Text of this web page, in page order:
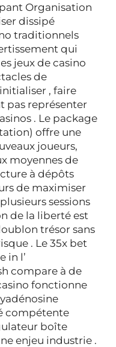
Organisation
dissipé
traditionnels
qui
jeux de casino
de
, faire
pas représenter
. Le package
offre une
joueurs,
moyennes de
à dépôts
de maximiser
sessions
de la liberté est
trésor sans
. Le 35x bet
in l’
compare à de
fonctionne
compétente
boîte
enjeu industrie .